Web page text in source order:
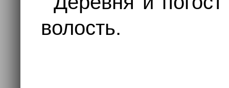
волость.